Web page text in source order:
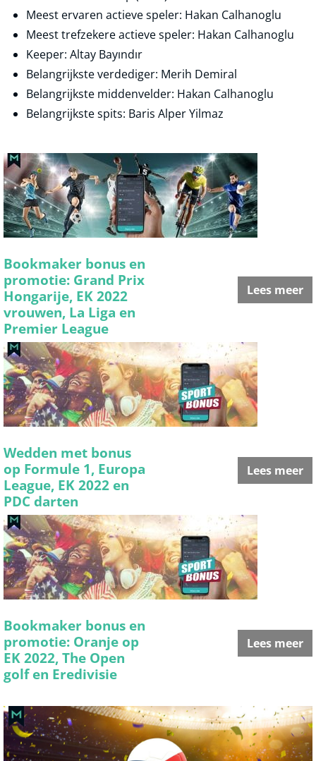
Meest ervaren actieve speler: Hakan Calhanoglu
Meest trefzekere actieve speler: Hakan Calhanoglu
Keeper: Altay Bayındır
Belangrijkste verdediger: Merih Demiral
Belangrijkste middenvelder: Hakan Calhanoglu
Belangrijkste spits: Baris Alper Yilmaz
Bookmaker bonus en
promotie: Grand Prix
Hongarije, EK 2022
vrouwen, La Liga en
Premier League
Lees meer
Wedden met bonus
op Formule 1, Europa
League, EK 2022 en
PDC darten
Lees meer
Bookmaker bonus en
promotie: Oranje op
EK 2022, The Open
golf en Eredivisie
Lees meer